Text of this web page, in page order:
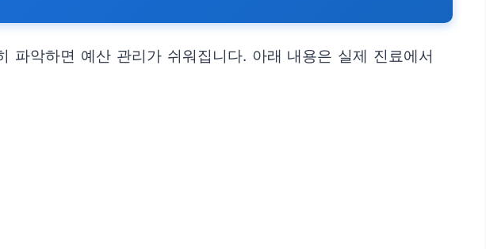
악하면 예산 관리가 쉬워집니다. 아래 내용은 실제 진료에서